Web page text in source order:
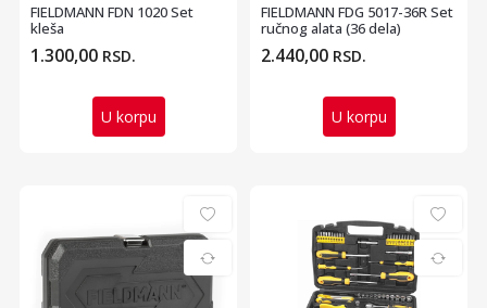
FIELDMANN FDN 1020 Set
kleša
1.300,00 RSD.
U korpu
FIELDMANN FDG 5017-36R Set
ručnog alata (36 dela)
2.440,00 RSD.
U korpu